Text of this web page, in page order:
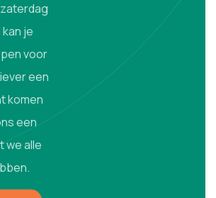
je
voor
een
komen
een
we alle